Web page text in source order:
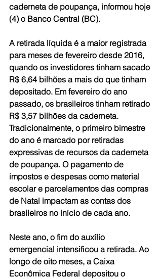
caderneta de poupança, informou hoje
(4) o Banco Central (BC).
A retirada líquida é a maior registrada
para meses de fevereiro desde 2016,
quando os investidores tinham sacado
R$ 6,64 bilhões a mais do que tinham
depositado. Em fevereiro do ano
passado, os brasileiros tinham retirado
R$ 3,57 bilhões da caderneta.
Tradicionalmente, o primeiro bimestre
do ano é marcado por retiradas
expressivas de recursos da caderneta
de poupança. O pagamento de
impostos e despesas como material
escolar e parcelamentos das compras
de Natal impactam as contas dos
brasileiros no início de cada ano.
Neste ano, o fim do auxílio
emergencial intensificou a retirada. Ao
longo de oito meses, a Caixa
Econômica Federal depositou o